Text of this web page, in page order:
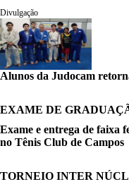
Divulgação
Alunos da Judocam
EXAME DE
Exame e entrega de faixa
no Tênis Club de Campos
TORNEIO INTER